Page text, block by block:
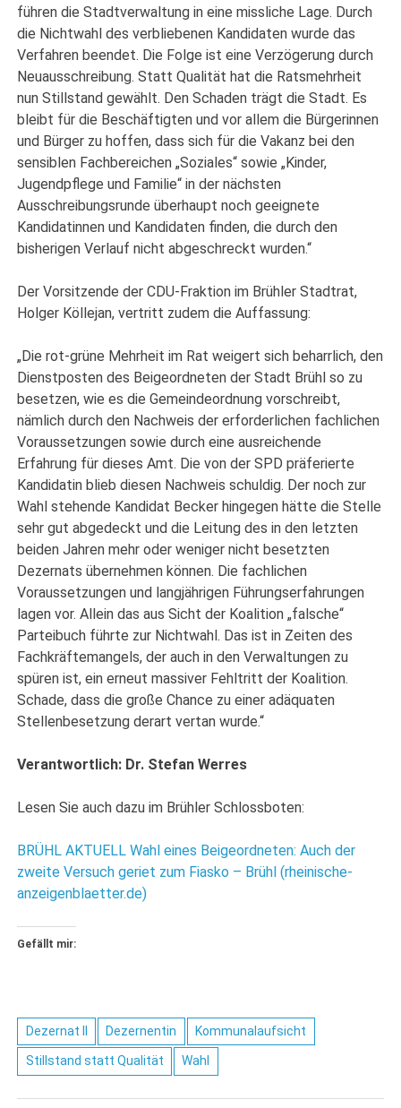
führen die Stadtverwaltung in eine missliche Lage. Durch
die Nichtwahl des verbliebenen Kandidaten wurde das
Verfahren beendet. Die Folge ist eine Verzögerung durch
Neuausschreibung. Statt Qualität hat die Ratsmehrheit
nun Stillstand gewählt. Den Schaden trägt die Stadt. Es
bleibt für die Beschäftigten und vor allem die Bürgerinnen
und Bürger zu hoffen, dass sich für die Vakanz bei den
sensiblen Fachbereichen „Soziales“ sowie „Kinder,
Jugendpflege und Familie“ in der nächsten
Ausschreibungsrunde überhaupt noch geeignete
Kandidatinnen und Kandidaten finden, die durch den
bisherigen Verlauf nicht abgeschreckt wurden.“
Der Vorsitzende der CDU-Fraktion im Brühler Stadtrat,
Holger Köllejan, vertritt zudem die Auffassung:
„Die rot-grüne Mehrheit im Rat weigert sich beharrlich, den
Dienstposten des Beigeordneten der Stadt Brühl so zu
besetzen, wie es die Gemeindeordnung vorschreibt,
nämlich durch den Nachweis der erforderlichen fachlichen
Voraussetzungen sowie durch eine ausreichende
Erfahrung für dieses Amt. Die von der SPD präferierte
Kandidatin blieb diesen Nachweis schuldig. Der noch zur
Wahl stehende Kandidat Becker hingegen hätte die Stelle
sehr gut abgedeckt und die Leitung des in den letzten
beiden Jahren mehr oder weniger nicht besetzten
Dezernats übernehmen können. Die fachlichen
Voraussetzungen und langjährigen Führungserfahrungen
lagen vor. Allein das aus Sicht der Koalition „falsche“
Parteibuch führte zur Nichtwahl. Das ist in Zeiten des
Fachkräftemangels, der auch in den Verwaltungen zu
spüren ist, ein erneut massiver Fehltritt der Koalition.
Schade, dass die große Chance zu einer adäquaten
Stellenbesetzung derart vertan wurde.“
Verantwortlich: Dr. Stefan Werres
Lesen Sie auch dazu im Brühler Schlossboten:
BRÜHL AKTUELL Wahl eines Beigeordneten: Auch der
zweite Versuch geriet zum Fiasko – Brühl (rheinische-
anzeigenblaetter.de)
Gefällt mir:
Dezernat II Dezernentin Kommunalaufsicht
Stillstand statt Qualität Wahl